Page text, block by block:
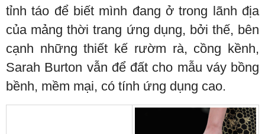
tỉnh táo để biết mình đang ở trong lãnh địa
của mảng thời trang ứng dụng, bởi thế, bên
cạnh những thiết kế rườm rà, cồng kềnh,
Sarah Burton vẫn để đất cho mẫu váy bồng
bềnh, mềm mại, có tính ứng dụng cao.